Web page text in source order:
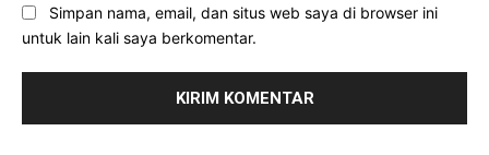
Simpan nama, email, dan situs web saya di browser ini
untuk lain kali saya berkomentar.